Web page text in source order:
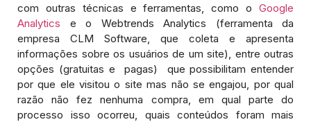
com outras técnicas e ferramentas, como o Google
Analytics e o Webtrends Analytics (ferramenta da
empresa CLM Software, que coleta e apresenta
informações sobre os usuários de um site), entre outras
opções (gratuitas e pagas) que possibilitam entender
por que ele visitou o site mas não se engajou, por qual
razão não fez nenhuma compra, em qual parte do
processo isso ocorreu, quais conteúdos foram mais